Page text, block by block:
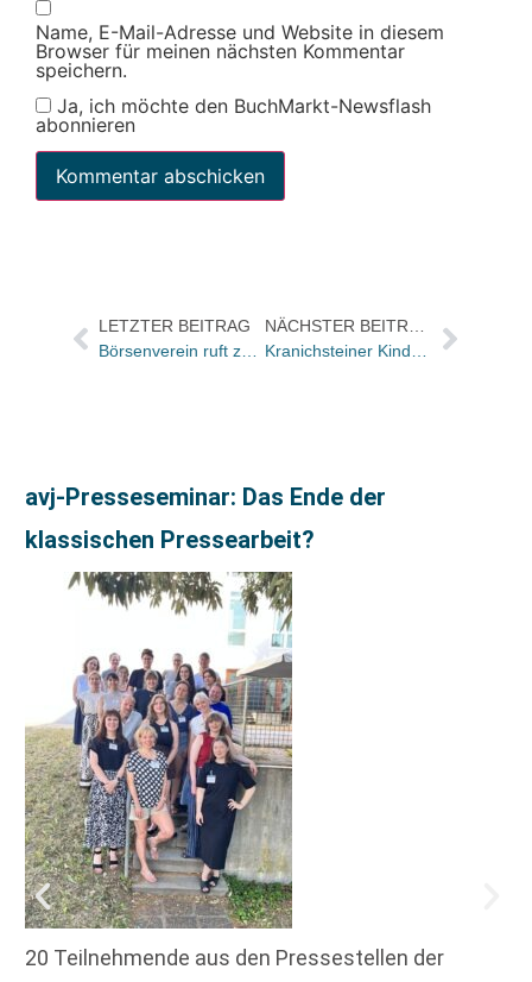
Name, E-Mail-Adresse und Website in diesem
Browser für meinen nächsten Kommentar
speichern.
Ja, ich möchte den BuchMarkt-Newsflash
abonnieren
LETZTER BEITRAG
Börsenverein ruft zur Beteiligung an Woche der Meinungsfreiheit auf
avj-Presseseminar: Das Ende der
klassischen Pressearbeit?
20 Teilnehmende aus den Pressestellen der